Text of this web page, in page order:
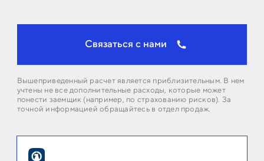
Связаться с нами
Вышеприведенный расчет является приблизительным. В нем
учтены не все дополнительные расходы, которые может
понести заемщик (например, по страхованию рисков). За
точной информацией обращайтесь в отдел продаж.